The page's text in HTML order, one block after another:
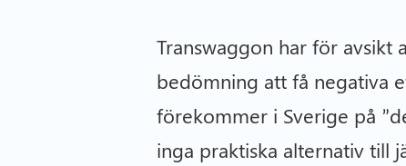
Transwaggon har för
bedömning att få negativa
förekommer i Sverige på
inga praktiska alternativ till